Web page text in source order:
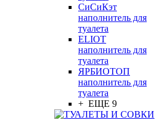
СиСиКэт
наполнитель для
туалета
ELIOT
наполнитель для
туалета
ЯРБИОТОП
наполнитель для
туалета
+ ЕЩЕ 9